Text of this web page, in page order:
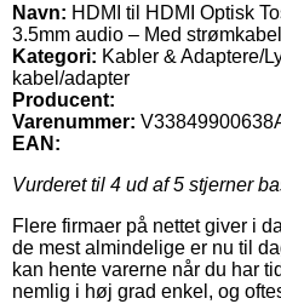
Navn: HDMI til HDMI Optisk
3.5mm audio – Med strømkabel
Kategori: Kabler & Adaptere/
kabel/adapter
Producent:
Varenummer:
EAN:
Vurderet til 4 ud af 5 stjerner
Flere firmaer på nettet giver i
de mest almindelige er nu til
kan hente varerne når du har
nemlig i høj grad enkel, og